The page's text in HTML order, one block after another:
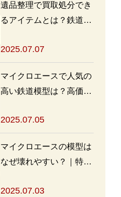
遺品整理で買取処分でき
るアイテムとは？鉄道グ
も
2025.07.07
マイクロエースで人気の
高い鉄道模型は？高価買
2025.07.05
マイクロエースの模型は
なぜ壊れやすい？｜特徴
2025.07.03